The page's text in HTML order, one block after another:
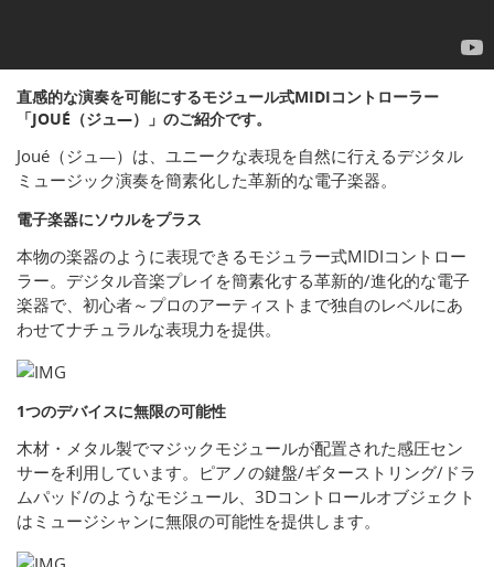
直感的な演奏を可能にするモジュール式MIDIコントローラー
「JOUÉ（ジュ―）」のご紹介です。
Joué（ジュ―）は、ユニークな表現を自然に行えるデジタル
ミュージック演奏を簡素化した革新的な電子楽器。
電子楽器にソウルをプラス
本物の楽器のように表現できるモジュラー式MIDIコントロー
ラー。デジタル音楽プレイを簡素化する革新的/進化的な電子
楽器で、初心者～プロのアーティストまで独自のレベルにあ
わせてナチュラルな表現力を提供。
1つのデバイスに無限の可能性
木材・メタル製でマジックモジュールが配置された感圧セン
サーを利用しています。ピアノの鍵盤/ギターストリング/ドラ
ムパッド/のようなモジュール、3Dコントロールオブジェクト
はミュージシャンに無限の可能性を提供します。